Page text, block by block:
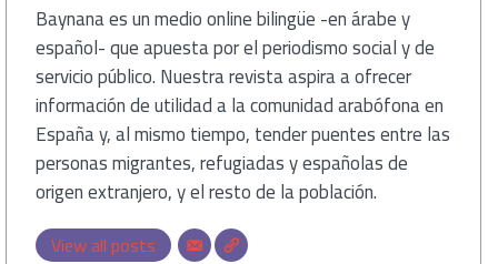
Baynana es un medio online bilingüe -en árabe y
español- que apuesta por el periodismo social y de
servicio público. Nuestra revista aspira a ofrecer
información de utilidad a la comunidad arabófona en
España y, al mismo tiempo, tender puentes entre las
personas migrantes, refugiadas y españolas de
origen extranjero, y el resto de la población.
View all posts